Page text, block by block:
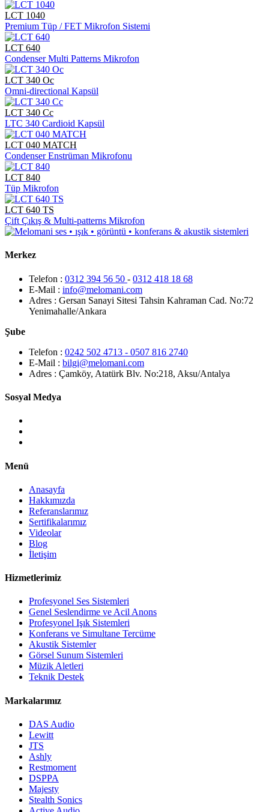
LCT 1040
Premium Tüp / FET Mikrofon Sistemi
LCT 640
Condenser Multi Patterns Mikrofon
LCT 340 Oc
Omni-directional Kapsül
LCT 340 Cc
LTC 340 Cardioid Kapsül
LCT 040 MATCH
Condenser Enstrüman Mikrofonu
LCT 840
Tüp Mikrofon
LCT 640 TS
Çift Çıkış & Multi-patterns Mikrofon
Merkez
Telefon : 0312 394 56 50 - 0312 418 18 68
E-Mail : info@melomani.com
Adres : Gersan Sanayi Sitesi Tahsin Kahraman Cad. No:72
Yenimahalle/Ankara
Şube
Telefon : 0242 502 4713 - 0507 816 2740
E-Mail : bilgi@melomani.com
Adres : Çamköy, Atatürk Blv. No:218, Aksu/Antalya
Sosyal Medya
Menü
Anasayfa
Hakkımızda
Referanslarımız
Sertifikalarımız
Videolar
Blog
İletişim
Hizmetlerimiz
Profesyonel Ses Sistemleri
Genel Seslendirme ve Acil Anons
Profesyonel Işık Sistemleri
Konferans ve Simultane Tercüme
Akustik Sistemler
Görsel Sunum Sistemleri
Müzik Aletleri
Teknik Destek
Markalarımız
DAS Audio
Lewitt
JTS
Ashly
Restmoment
DSPPA
Majesty
Stealth Sonics